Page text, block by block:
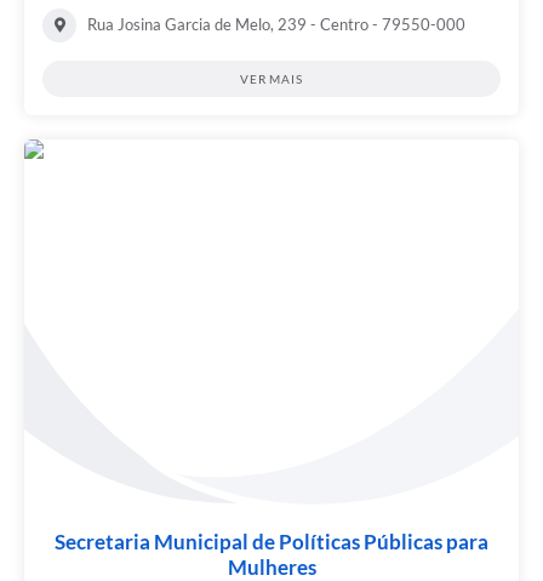
Rua Josina Garcia de Melo, 239 - Centro - 79550-000
VER MAIS
Secretaria Municipal de Políticas Públicas para
Mulheres